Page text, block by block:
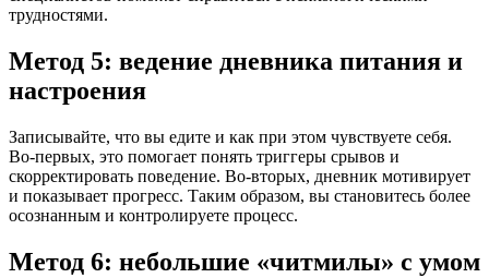
трудностями.
Метод 5: ведение дневника питания и
настроения
Записывайте, что вы едите и как при этом чувствуете себя.
Во-первых, это помогает понять триггеры срывов и
скорректировать поведение. Во-вторых, дневник мотивирует
и показывает прогресс. Таким образом, вы становитесь более
осознанным и контролируете процесс.
Метод 6: небольшие «читмилы» с умом